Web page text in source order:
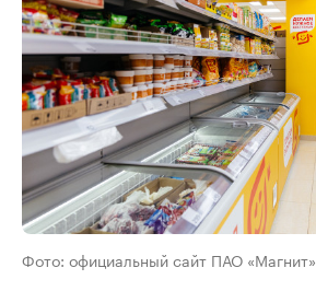
Фото: официальный сайт ПАО «Магнит»